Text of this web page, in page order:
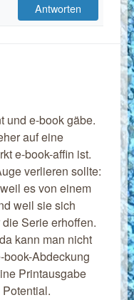
Antworten
und e-book gäbe.
auf eine
e-book-affin ist.
verlieren sollte:
es von einem
weil sie sich
Serie erhoffen.
kann man nicht
Abdeckung
Printausgabe